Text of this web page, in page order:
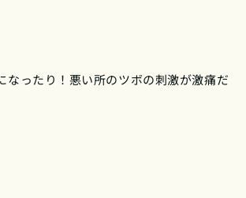
なったり！悪い所のツボの刺激が激痛だ